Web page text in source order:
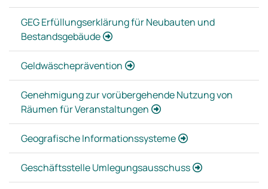
GEG Erfüllungserklärung für Neubauten und
Bestandsgebäude
Geldwäscheprävention
Genehmigung zur vorübergehende Nutzung von
Räumen für Veranstaltungen
Geografische Informationssysteme
Geschäftsstelle Umlegungsausschuss